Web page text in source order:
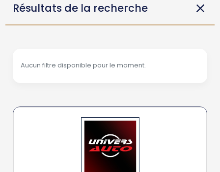
Résultats de la recherche
Aucun filtre disponible pour le moment.